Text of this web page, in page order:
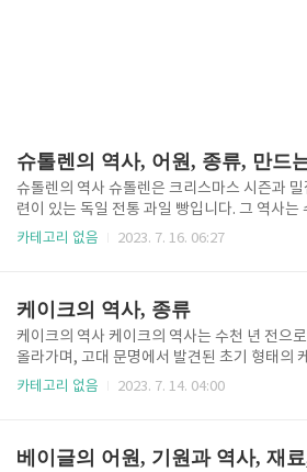
슈톨렌의 역사, 어원, 종류, 만드
슈톨렌의 역사 슈톨렌은 크리스마스 시즌과
련이 있는 독일 전통 과일 빵입니다. 그 역사는
전으로 거슬러 올라갈 수 있어 오랜 휴가 진미가
는 "Strützel"로 알려졌습니다. 빵은 밀가루,
름, 물과 같은 간단한 재료로 만들어졌습니다.
크리스마스의 연관성은 크리스마스에 이르는
기간 동안 금식하는 기독교 전통에 기인할 수 있
당시에는 빵에 버터, 우유 및 기타 풍부한 재료
있..
카테고리 없음 2023. 7. 16. 06:27
케이크의 역사, 종류
케이크의 역사 케이크의 역사는 수천 년 전으
올라가며, 고대 문명에서 발견된 초기 형태의
같은 간식의 증거가 있습니다. 달콤한 제빵을 만
최초의 문화 중 하나로 여겨집니다. 그들은 꿀,
카테고리 없음 2023. 7. 14. 04:00